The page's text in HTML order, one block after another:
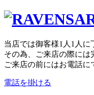
当店では御客様1人1人に
その為、ご来店の際には
ご来店の前にはお電話に
電話を掛ける